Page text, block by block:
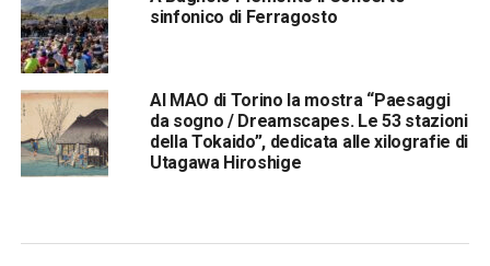
sinfonico di Ferragosto
Al MAO di Torino la mostra “Paesaggi
da sogno / Dreamscapes. Le 53 stazioni
della Tokaido”, dedicata alle xilografie di
Utagawa Hiroshige